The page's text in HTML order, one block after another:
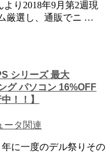
り2018年9月第2週現
厳選し、通販でニ …
シリーズ 最大
グ パソコン 16%OFF
！！】
ータ関連
に一度のデル祭りその